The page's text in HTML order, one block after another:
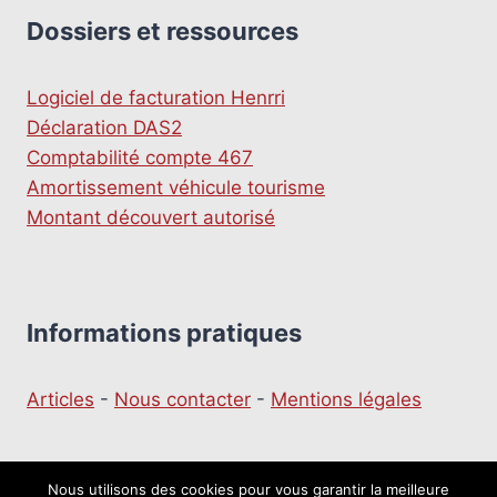
Dossiers et ressources
Logiciel de facturation Henrri
Déclaration DAS2
Comptabilité compte 467
Amortissement véhicule tourisme
Montant découvert autorisé
Informations pratiques
Articles - Nous contacter - Mentions légales
Nous utilisons des cookies pour vous garantir la meilleure